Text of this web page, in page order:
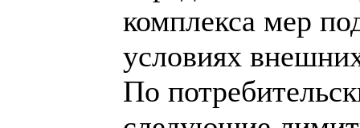
комплекса мер
условиях
По